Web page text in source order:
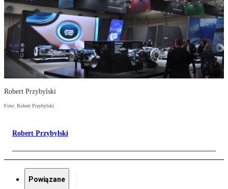
Robert Przybylski
Foto: Robert Przybylski
Robert Przybylski
Powiązane